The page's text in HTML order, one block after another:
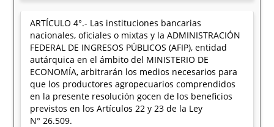
ARTÍCULO 4°.- Las instituciones bancarias
nacionales, oficiales o mixtas y la ADMINISTRACIÓN
FEDERAL DE INGRESOS PÚBLICOS (AFIP), entidad
autárquica en el ámbito del MINISTERIO DE
ECONOMÍA, arbitrarán los medios necesarios para
que los productores agropecuarios comprendidos
en la presente resolución gocen de los beneficios
previstos en los Artículos 22 y 23 de la Ley
N° 26.509.